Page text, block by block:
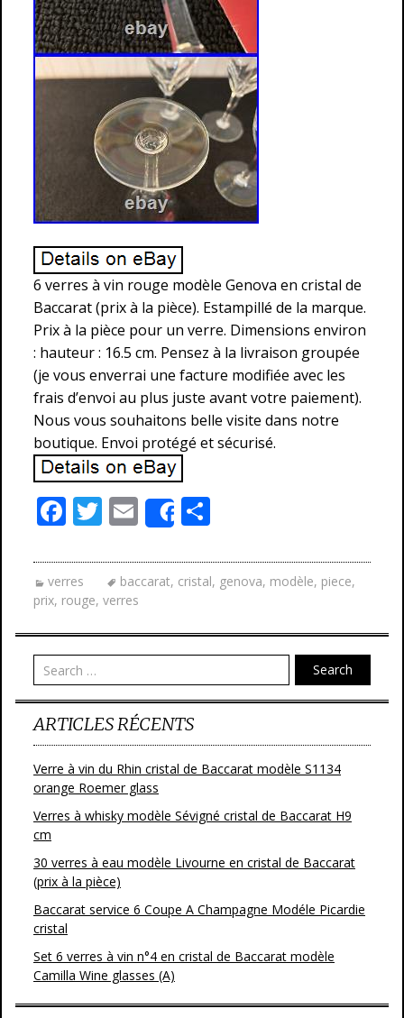
6 verres à vin rouge modèle Genova en cristal de
Baccarat (prix à la pièce). Estampillé de la marque.
Prix à la pièce pour un verre. Dimensions environ
: hauteur : 16.5 cm. Pensez à la livraison groupée
(je vous enverrai une facture modifiée avec les
frais d’envoi au plus juste avant votre paiement).
Nous vous souhaitons belle visite dans notre
boutique. Envoi protégé et sécurisé.
F
e
b
o
o
k
T
itt
er
E
m
ai
l
Share
ta
g
er
verres baccarat, cristal, genova, modèle, piece,
prix, rouge, verres
Search
ARTICLES RÉCENTS
Verre à vin du Rhin cristal de Baccarat modèle S1134
orange Roemer glass
Verres à whisky modèle Sévigné cristal de Baccarat H9
cm
30 verres à eau modèle Livourne en cristal de Baccarat
(prix à la pièce)
Baccarat service 6 Coupe A Champagne Modéle Picardie
cristal
Set 6 verres à vin n°4 en cristal de Baccarat modèle
Camilla Wine glasses (A)